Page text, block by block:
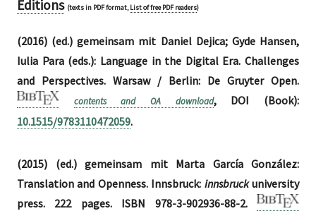
Editions (texts in PDF format,List of free PDF readers)
(2016) (ed.) gemeinsam mit Daniel Dejica; Gyde Hansen,
Iulia Para (eds.): Language in the Digital Era. Challenges
and Perspectives. Warsaw / Berlin: De Gruyter Open.
contents and OA download, DOI (Book):
10.1515/9783110472059.
(2015) (ed.) gemeinsam mit Marta García González:
Translation and Openness. Innsbruck: innsbruckuniversity
press. 222 pages. ISBN 978-3-902936-88-2.